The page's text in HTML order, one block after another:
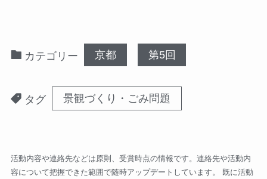
カテゴリー 京都 第5回
タグ 景観づくり・ごみ問題
活動内容や連絡先などは原則、受賞時点の情報です。連絡先や活動内
容について把握できた範囲で随時アップデートしています。 既に活動